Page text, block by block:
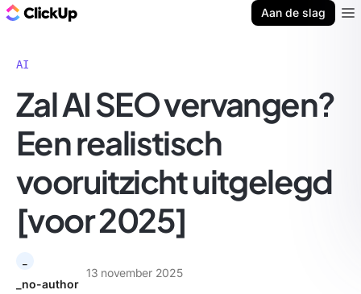
Aan de slag
AI
Zal AI SEO vervangen?
Een realistisch
vooruitzicht uitgelegd
[voor 2025]
_no-author
13 november 2025